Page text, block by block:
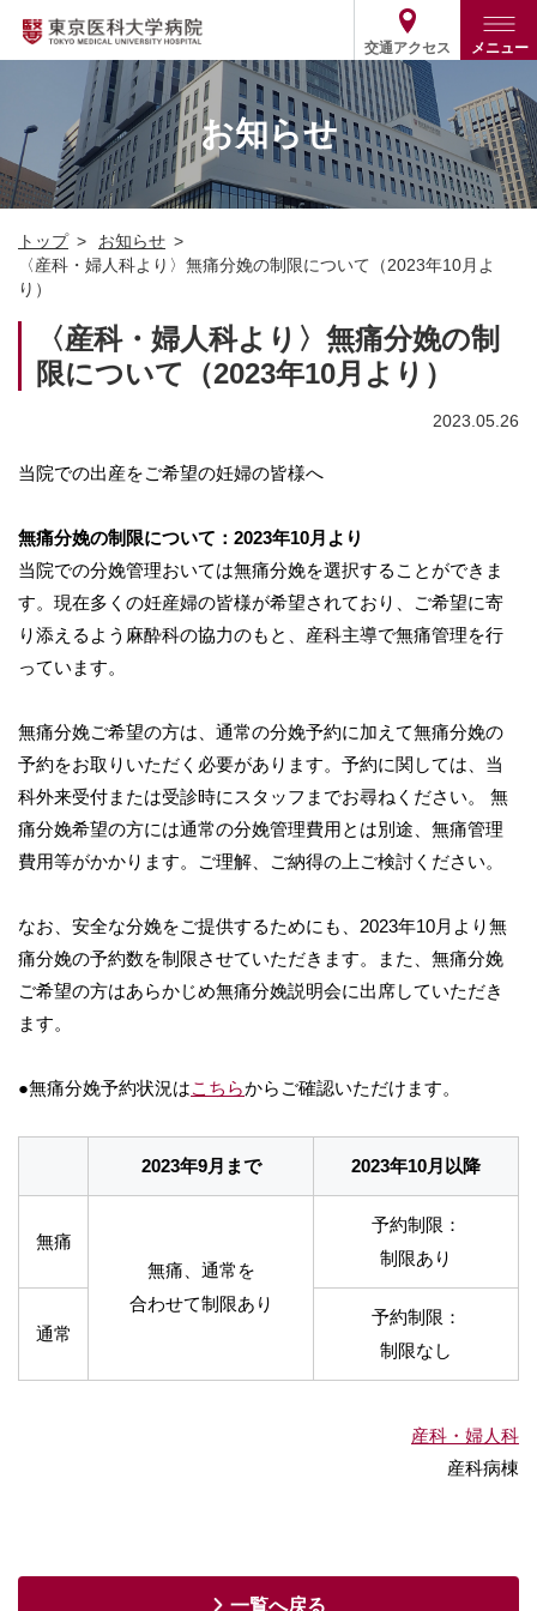
交通アクセス メニュー
トップ
外来・入院案内
外来
入院
患者支援・相談窓口
診療部門案内
診療部門案内一覧
医師・歯科医師等情報検索
病院案内
基本情報
役割・取り組み
外部評価
医療関係の方
採用関連
その他
ENGLISH 简体中文
03-3342-6111
お知らせ
トップ
お知らせ
〈産科・婦人科より〉無痛分娩の制限について（2023年10月よ
り）
〈産科・婦人科より〉無痛分娩の制
限について（2023年10月より）
2023.05.26
当院での出産をご希望の妊婦の皆様へ
無痛分娩の制限について：2023年10月より
当院での分娩管理おいては無痛分娩を選択することができま
す。現在多くの妊産婦の皆様が希望されており、ご希望に寄
り添えるよう麻酔科の協力のもと、産科主導で無痛管理を行
っています。
無痛分娩ご希望の方は、通常の分娩予約に加えて無痛分娩の
予約をお取りいただく必要があります。予約に関しては、当
科外来受付または受診時にスタッフまでお尋ねください。 無
痛分娩希望の方には通常の分娩管理費用とは別途、無痛管理
費用等がかかります。ご理解、ご納得の上ご検討ください。
なお、安全な分娩をご提供するためにも、2023年10月より無
痛分娩の予約数を制限させていただきます。また、無痛分娩
ご希望の方はあらかじめ無痛分娩説明会に出席していただき
ます。
●無痛分娩予約状況はこちらからご確認いただけます。
2023年9月まで 2023年10月以降
無痛
無痛、通常を
合わせて制限あり
予約制限：
制限あり
通常
予約制限：
制限なし
産科・婦人科
産科病棟
一覧へ戻る